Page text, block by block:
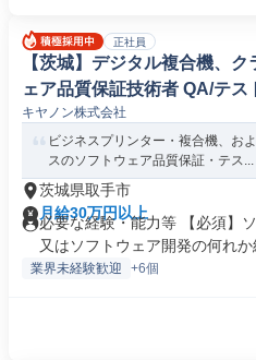
正社員
【茨城】デジタル複合機、
ェア品質保証技術者 QA/テス
キヤノン株式会社
ビジネスプリンター・複合機、お
スのソフトウェア品質保証・テス...
茨城県取手市
月給30万円以上
必要な経験・能力等 【必須】
又はソフトウェア開発の何れか
業界未経験歓迎 +6個